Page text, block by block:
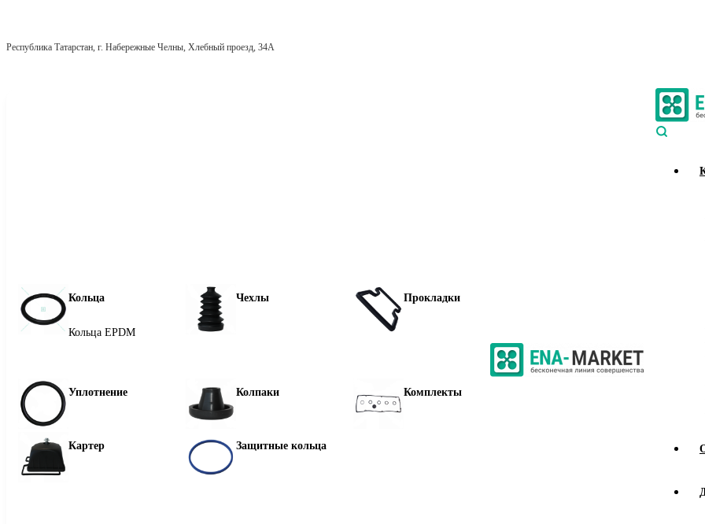
Республика Татарстан, г. Набережные Челны, Хлебный проезд, 34А
Кольца
Кольца EPDM
Чехлы Прокладки
Уплотнение Колпаки Комплекты
Картер Защитные кольца